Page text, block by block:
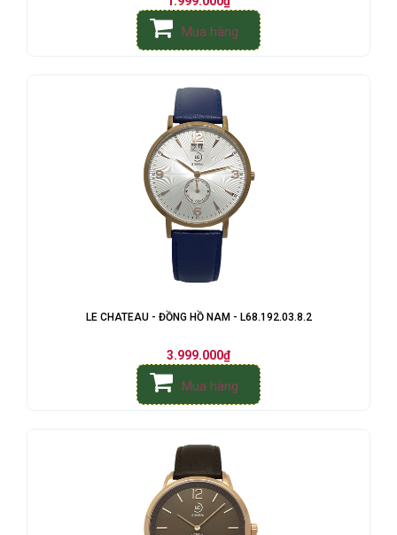
Mua hàng
LE CHATEAU - ĐỒNG HỒ NAM - L68.192.03.8.2
3.999.000₫
Mua hàng